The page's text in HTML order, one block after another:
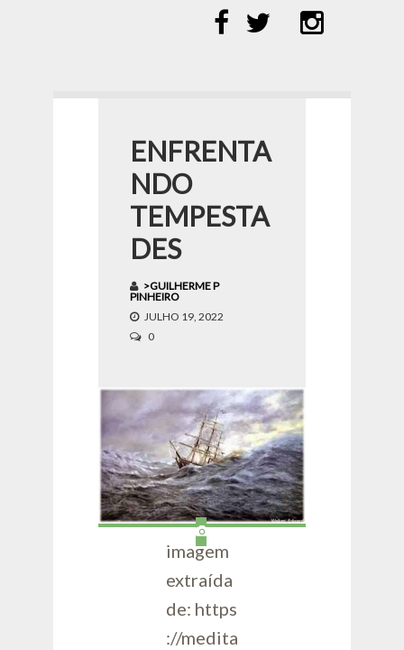
ENFRENTA
NDO
TEMPESTA
DES
>GUILHERME P
PINHEIRO
JULHO 19, 2022
0
imagem
extraída
de: https
://medita